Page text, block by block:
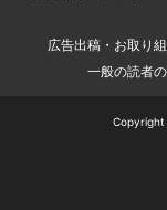
広告出稿・お取り
一般の読者
Copyright